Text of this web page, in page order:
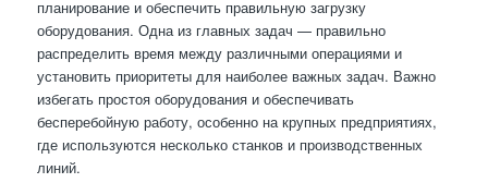
планирование и обеспечить правильную загрузку
оборудования. Одна из главных задач — правильно
распределить время между различными операциями и
установить приоритеты для наиболее важных задач. Важно
избегать простоя оборудования и обеспечивать
бесперебойную работу, особенно на крупных предприятиях,
где используются несколько станков и производственных
линий.